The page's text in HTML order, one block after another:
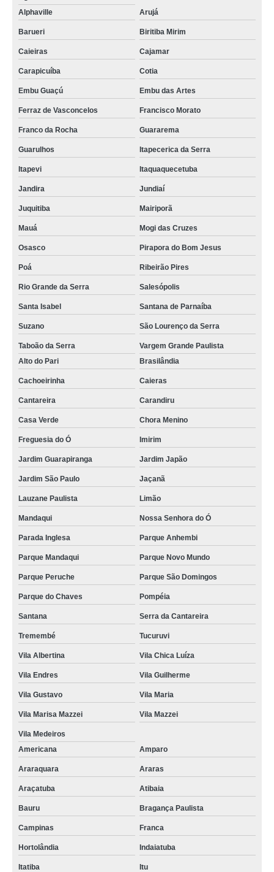
Alphaville
Arujá
Barueri Biritiba Mirim
Caieiras Cajamar
Carapicuíba Cotia
Embu Guaçú Embu das Artes
Ferraz de Vasconcelos Francisco Morato
Franco da Rocha Guararema
Guarulhos Itapecerica da Serra
Itapevi Itaquaquecetuba
Jandira Jundiaí
Juquitiba Mairiporã
Mauá Mogi das Cruzes
Osasco Pirapora do Bom Jesus
Poá Ribeirão Pires
Rio Grande da Serra Salesópolis
Santa Isabel Santana de Parnaíba
Suzano São Lourenço da Serra
Taboão da Serra
Vargem Grande Paulista
Alto do Pari
Brasilândia
Cachoeirinha Caieras
Cantareira Carandiru
Casa Verde Chora Menino
Freguesia do Ó Imirim
Jardim Guarapiranga Jardim Japão
Jardim São Paulo Jaçanã
Lauzane Paulista Limão
Mandaqui Nossa Senhora do Ó
Parada Inglesa Parque Anhembi
Parque Mandaqui Parque Novo Mundo
Parque Peruche Parque São Domingos
Parque do Chaves Pompéia
Santana Serra da Cantareira
Tremembé Tucuruvi
Vila Albertina Vila Chica Luíza
Vila Endres Vila Guilherme
Vila Gustavo Vila Maria
Vila Marisa Mazzei Vila Mazzei
Vila Medeiros
Americana
Amparo
Araraquara Araras
Araçatuba Atibaia
Bauru Bragança Paulista
Campinas Franca
Hortolândia Indaiatuba
Itatiba Itu